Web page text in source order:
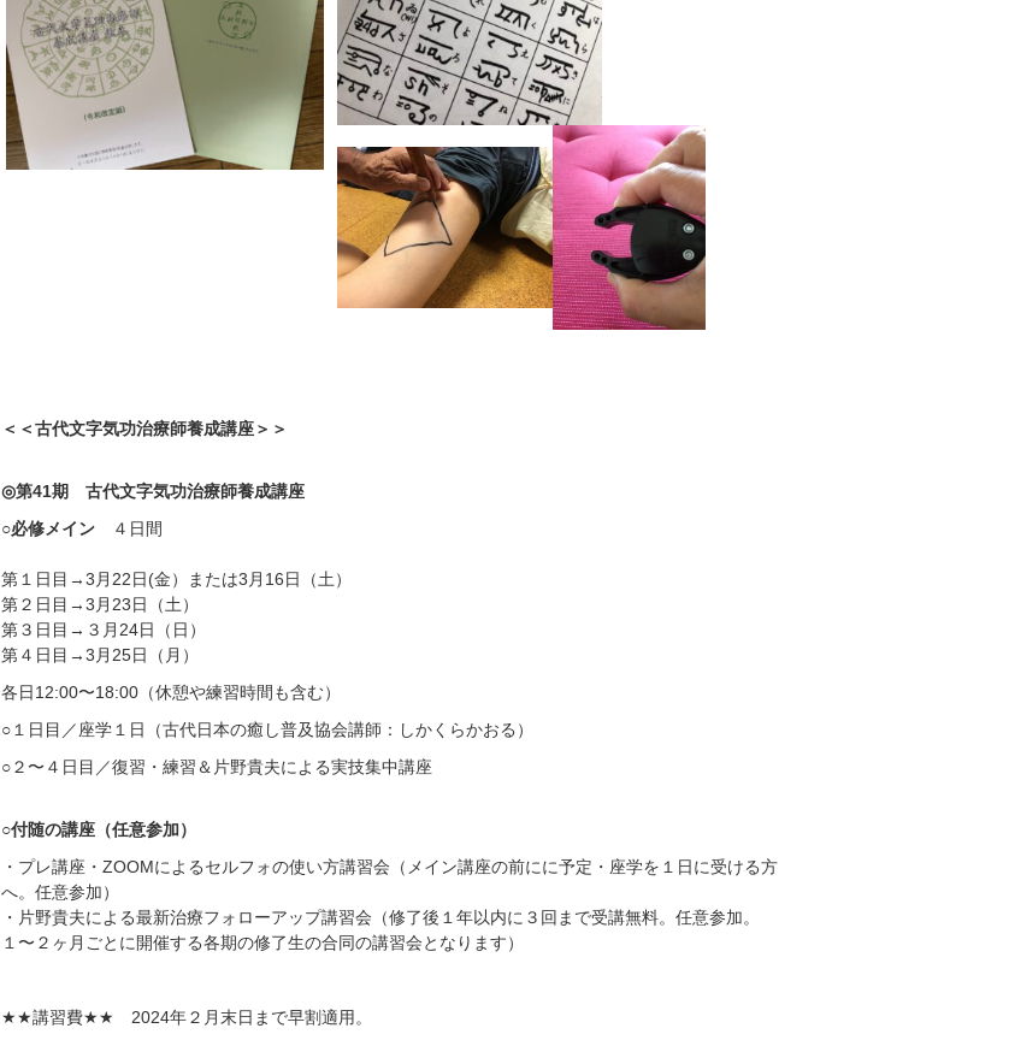
＜＜古代文字気功治療師養成講座＞＞
◎第41期 古代文字気功治療師養成講座
○必修メイン ４日間
第１日目 →3 月22日(金）または3月16日（土）
第２日目 →3 月23日（土）
第３日目 →３ 月24日（日）
第４日目 →3 月25日（月）
各日12:00〜18:00 （休憩や練習時間も含む）
○ １日目／座学１日（古代日本の癒し普及協会講師：しかくらかおる）
○２〜４日目／復習・練習＆片野貴夫による実技集中講座
○付随の講座（任意参加）
・プレ講座・ZOOMによるセルフォの使い方講習会（メイン講座の前にに予定・座学を１日に受ける方
へ。任意参加）
・片野貴夫による最新治療フォローアップ講習会（修了後１年以内に３回まで受講無料。任意参加。
１〜２ヶ月ごとに開催する各期の修了生の合同の講習会となります）
★★講習費★★ 2024年２月末日まで早割適用。